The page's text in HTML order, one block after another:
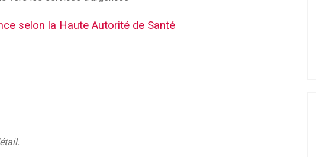
selon la Haute Autorité de Santé